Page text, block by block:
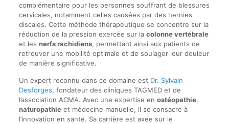
complémentaire pour les personnes souffrant de blessures
cervicales, notamment celles causées par des hernies
discales. Cette méthode thérapeutique se concentre sur la
réduction de la pression exercée sur la colonne vertébrale
et les nerfs rachidiens, permettant ainsi aux patients de
retrouver une mobilité optimale et de soulager leur douleur
de manière significative.
Un expert reconnu dans ce domaine est Dr. Sylvain
Desforges, fondateur des cliniques TAGMED et de
l’association ACMA. Avec une expertise en ostéopathie,
naturopathieet médecine manuelle, il se consacre à
l’innovation en santé. Sa carrière est axée sur le